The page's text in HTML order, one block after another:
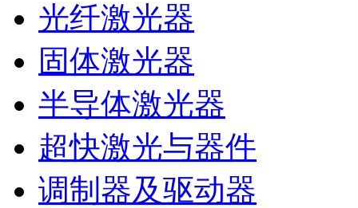
光纤激光器
固体激光器
半导体激光器
超快激光与器件
调制器及驱动器